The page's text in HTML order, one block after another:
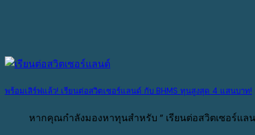
พร้อมเสิร์ฟแล้ว! เรียนต่อสวิตเซอร์แลนด์ กับ BHMS ทุนสูงสุด 4 แสนบาท!
หากคุณกำลังมองหาทุนสำหรับ ” เรียนต่อสวิตเซอร์แลนด์